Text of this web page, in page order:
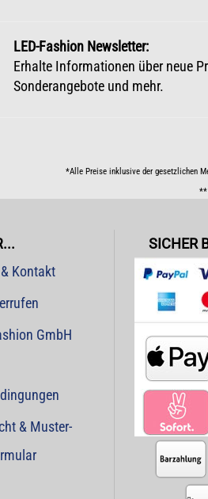
LED-Fashion Newsletter:
Erhalte Informationen über neue
Sonderangebote und mehr.
*Alle Preise inklusive der gesetzlichen
**
Kontakt
GmbH
& Muster-
SICHER